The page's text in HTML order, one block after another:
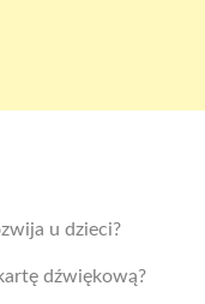
u dzieci?
dźwiękową?